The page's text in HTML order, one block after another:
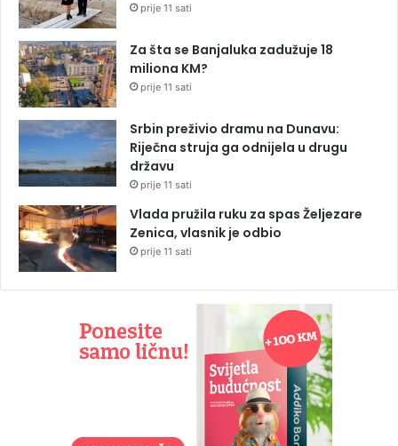
prije 11 sati
Za šta se Banjaluka zadužuje 18
miliona KM?
prije 11 sati
Srbin preživio dramu na Dunavu:
Riječna struja ga odnijela u drugu
državu
prije 11 sati
Vlada pružila ruku za spas Željezare
Zenica, vlasnik je odbio
prije 11 sati